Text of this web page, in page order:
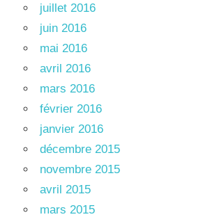
juillet 2016
juin 2016
mai 2016
avril 2016
mars 2016
février 2016
janvier 2016
décembre 2015
novembre 2015
avril 2015
mars 2015